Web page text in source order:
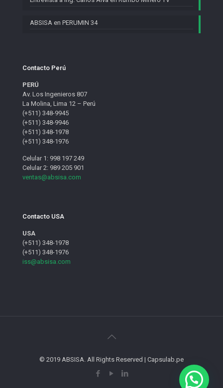
ABSISA en PERUMIN 34
Contacto Perú
PERÚ
Av. Los Ingenieros 807
La Molina, Lima 12 – Perú
(+511) 348-9945
(+511) 348-9946
(+511) 348-1978
(+511) 348-1976
Celular 1: 998 197 249
Celular 2: 989 205 901
ventas@absisa.com
Contacto USA
USA
(+511) 348-1978
(+511) 348-1976
iss@absisa.com
© 2019 ABSISA. All Rights Reserved | Capsulab.pe